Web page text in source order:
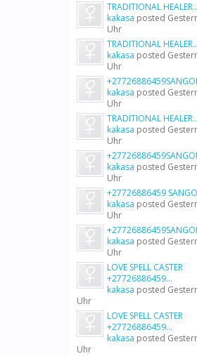
TRADITIONAL
kakasa posted
Uhr
TRADITIONAL
kakasa posted
Uhr
kakasa posted
Uhr
TRADITIONAL
kakasa posted
Uhr
kakasa posted
Uhr
+27726886459
kakasa posted
Uhr
kakasa posted
Uhr
LOVE SPELL CASTER
+27726886459...
kakasa posted
Uhr
LOVE SPELL CASTER
+27726886459...
kakasa posted
Uhr